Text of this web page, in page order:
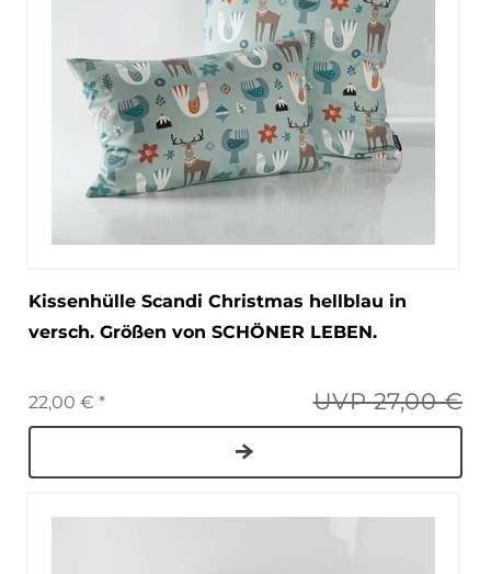
Kissenhülle Scandi Christmas hellblau in
versch. Größen von SCHÖNER LEBEN.
UVP 27,00 €
22,00 € *